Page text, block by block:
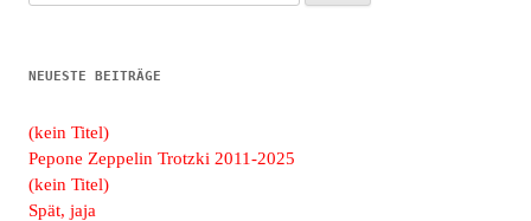
nach:
NEUESTE BEITRÄGE
(kein Titel)
Pepone Zeppelin Trotzki 2011-2025
(kein Titel)
Spät, jaja